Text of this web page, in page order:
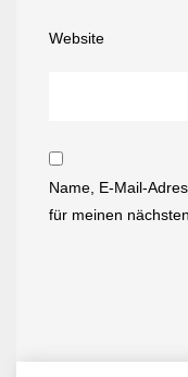
Website
Name, E-Mail-
für meinen